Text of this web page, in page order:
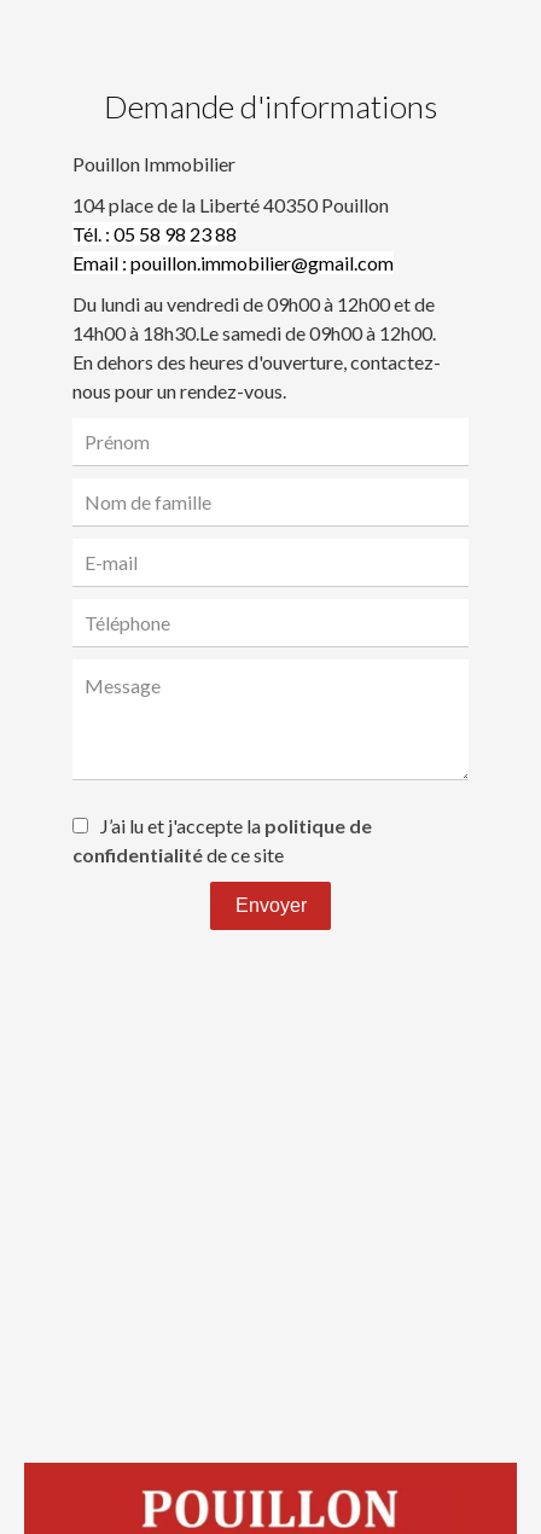
Demande d'informations
Pouillon Immobilier
104 place de la Liberté 40350 Pouillon
Tél. : 05 58 98 23 88
Email : pouillon.immobilier@gmail.com
Du lundi au vendredi de 09h00 à 12h00 et de
14h00 à 18h30.Le samedi de 09h00 à 12h00.
En dehors des heures d'ouverture, contactez-
nous pour un rendez-vous.
J’ai lu et j'accepte la politique de
confidentialitéde ce site
Envoyer